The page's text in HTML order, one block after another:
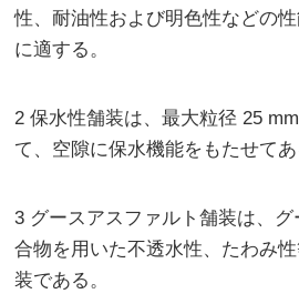
性、耐油性および明色性などの
に適する。
2 保水性舗装は、最大粒径 25
て、空隙に保水機能をもたせてあ
3 グースアスファルト舗装は、
合物を用いた不透水性、たわみ
装である。